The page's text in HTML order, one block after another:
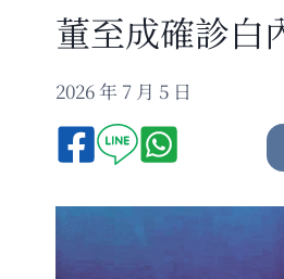
董至成確診白
2026 年 7 月 5 日